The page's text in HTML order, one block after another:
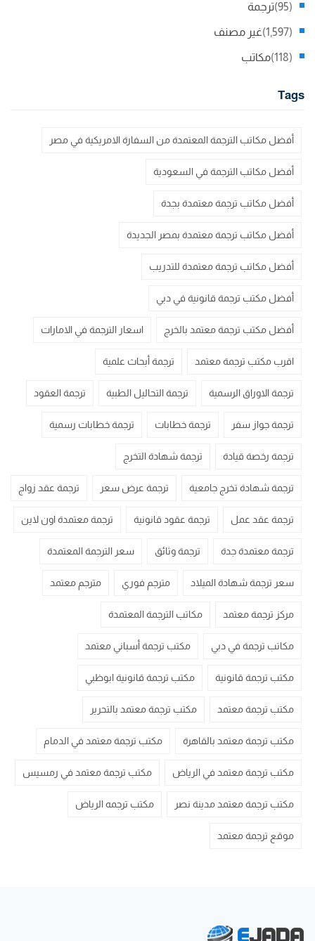
ترجمة (95)
غير مصنف (1,597)
مكاتب (118)
Tags
أفضل مكاتب الترجمة المعتمدة من السفارة الامريكية في مصر
أفضل مكاتب الترجمة في السعودية
أفضل مكاتب ترجمة معتمدة بجدة
أفضل مكاتب ترجمة معتمدة بمصر الجديدة
أفضل مكاتب ترجمة معتمدة للتدريب
أفضل مكتب ترجمة قانونية في دبي
أفضل مكتب ترجمة معتمد بالخرج اسعار الترجمة في الامارات
اقرب مكتب ترجمة معتمد ترجمة أبحاث علمية
ترجمة الاوراق الرسمية ترجمة التحاليل الطبية ترجمة العقود
ترجمة جواز سفر ترجمة خطابات ترجمة خطابات رسمية
ترجمة رخصة قيادة ترجمة شهادة التخرج
ترجمة شهادة تخرج جامعية ترجمة عرض سعر ترجمة عقد زواج
ترجمة عقد عمل ترجمة عقود قانونية ترجمة معتمدة اون لاين
ترجمة معتمدة جدة ترجمة وثائق سعر الترجمة المعتمدة
سعر ترجمة شهادة الميلاد مترجم فوري مترجم معتمد
مركز ترجمة معتمد مكاتب الترجمة المعتمدة
مكاتب ترجمة في دبي مكتب ترجمة أسباني معتمد
مكتب ترجمة قانونية مكتب ترجمة قانونية ابوظبي
مكتب ترجمة معتمد مكتب ترجمة معتمد بالتحرير
مكتب ترجمة معتمد بالقاهرة مكتب ترجمة معتمد في الدمام
مكتب ترجمة معتمد في الرياض مكتب ترجمة معتمد في رمسيس
مكتب ترجمة معتمد مدينة نصر مكتب ترجمه الرياض
موقع ترجمة معتمد